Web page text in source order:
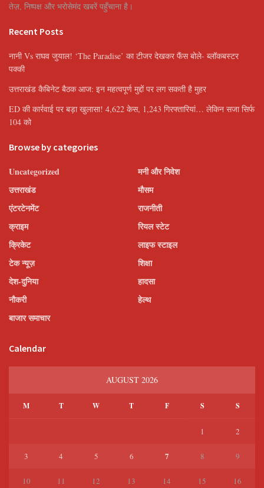
तेज़, निष्पक्ष और भरोसेमंद खबरें पहुँचाना है।
Recent Posts
नानी Vs राघव जुयाल! ‘The Paradise’ का टीजर देखकर फैंस बोले- ब्लॉकबस्टर
पक्की
उत्तराखंड कैबिनेट बैठक आज: इन महत्वपूर्ण मुद्दों पर लग सकती है मुहर
ED की कार्रवाई पर बड़ा खुलासा! 4,622 केस, 1,243 गिरफ्तारियां… लेकिन सजा सिर्फ
104 को
Browse by categories
Uncategorized
उत्तराखंड
एंटरटेनमेंट
क्राइम
क्रिकेट
टेक न्यूज़
देश-दुनिया
नौकरी
बाजार समाचार
मनी और निवेश
मौसम
राजनीती
रियल स्टेट
लाइफ स्टाइल
शिक्षा
हादसा
हेल्थ
Calendar
AUGUST 2026
M T W T F S S
1 2
3 4 5 6 7 8 9
10 11 12 13 14 15 16